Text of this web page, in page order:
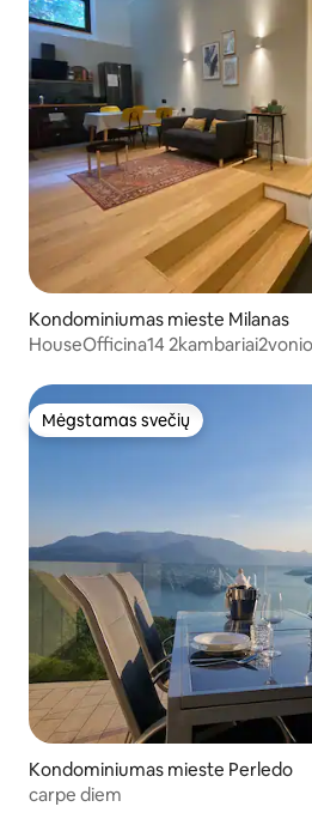
Kondominiumas mieste Milanas
HouseOfficina14
Mėgstamas svečių
Mėgstamas svečių
Kondominiumas mieste Perledo
carpe diem